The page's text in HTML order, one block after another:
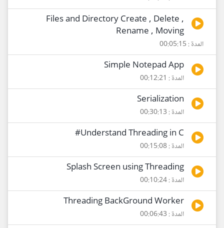
Files and Directory Create , Delete ,
Rename , Moving
المدة : 00:05:15
Simple Notepad App
المدة : 00:12:21
Serialization
المدة : 00:30:13
Understand Threading in C#
المدة : 00:15:08
Splash Screen using Threading
المدة : 00:10:24
Threading BackGround Worker
المدة : 00:06:43